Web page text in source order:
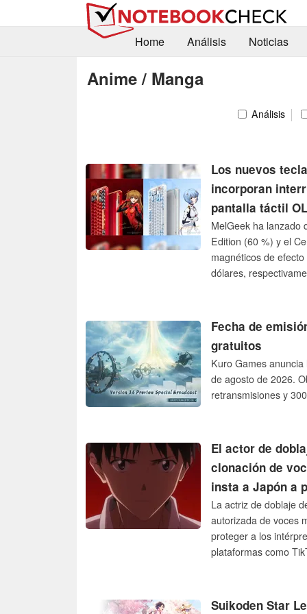
Home Análisis Noticias
Anime / Manga
Análisis
Los nuevos
incorporan
pantalla táctil
MelGeek ha lanzado
Edition (60 %) y el
magnéticos de
dólares,
Fecha de
gratuitos
Kuro Games
de agosto de 2026.
retransmisiones y
El actor de
clonación de
insta a Japón a
La actriz de doblaje
autorizada de voces
proteger a los
plataformas como
Suikoden Star